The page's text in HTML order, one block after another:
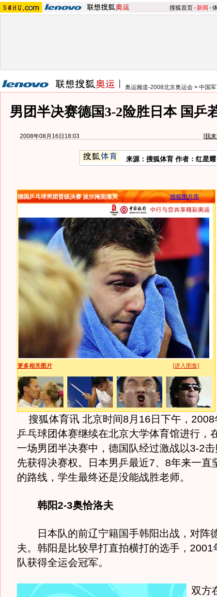
搜狐首页-新闻 -
奥运频道-2008北京奥运会 > 中国
男团半决赛德国3-2险胜日本 国乒
2008年08月16日18:03 [我
来源：搜狐体育 作者：红星耀
德国乒乓球男团晋级决赛 波尔掩面痛哭 搜狐图片库
更多相关图片 [进入图集]
搜狐体育讯 北京时间8月16日下午，2008
乒乓球团体赛继续在北京大学体育馆进行，
一场男团半决赛中，德国队经过激战以3-2
先获得决赛权。日本男乒最近7、8年来一直
的路线，学生最终还是没能战胜老师。
韩阳2-3奥恰洛夫
日本队的前辽宁籍国手韩阳出战，对阵
夫。韩阳是比较早打直拍横打的选手，2001
队获得全运会冠军。
双方